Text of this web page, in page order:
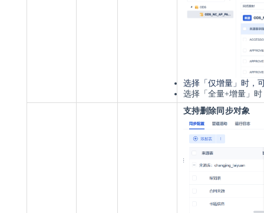
选择「仅增量 」 时，
选择「全量+增量 」
支持删除同步对象